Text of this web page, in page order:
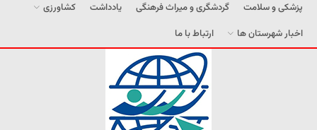
پزشکی و سلامت
گردشگری و میراث فرهنگی یادداشت
کشاورزی
اخبار شهرستان ها
ارتباط با ما